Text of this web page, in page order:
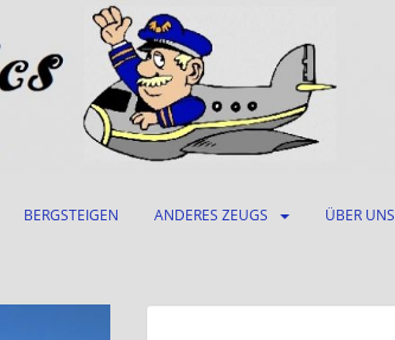
BERGSTEIGEN ANDERES ZEUGS ÜBER UNS